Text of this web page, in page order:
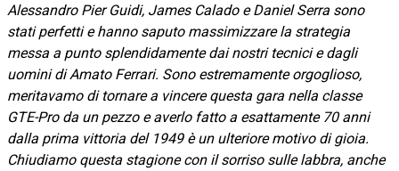
Alessandro Pier Guidi, James Calado e Daniel Serra sono
stati perfetti e hanno saputo massimizzare la strategia
messa a punto splendidamente dai nostri tecnici e dagli
uomini di Amato Ferrari. Sono estremamente orgoglioso,
meritavamo di tornare a vincere questa gara nella classe
GTE-Pro da un pezzo e averlo fatto a esattamente 70 anni
dalla prima vittoria del 1949 è un ulteriore motivo di gioia.
Chiudiamo questa stagione con il sorriso sulle labbra, anche